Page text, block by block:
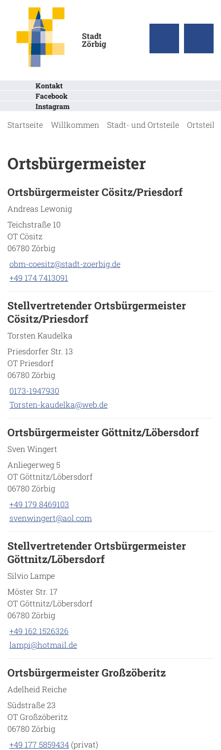
Stadt
Zörbig
Kontakt
Facebook
Instagram
Startseite Willkommen Stadt- und Ortsteile Ortsteile
Ortsbürgermeister
Ortsbürgermeister Cösitz/Priesdorf
Andreas Lewonig
Teichstraße 10
OT Cösitz
06780 Zörbig
obm-coesitz@stadt-zoerbig.de
+49 174 7413091
Stellvertretender Ortsbürgermeister
Cösitz/Priesdorf
Torsten Kaudelka
Priesdorfer Str. 13
OT Priesdorf
06780 Zörbig
0173-1947930
Torsten-kaudelka@web.de
Ortsbürgermeister Göttnitz/Löbersdorf
Sven Wingert
Anliegerweg 5
OT Göttnitz/Löbersdorf
06780 Zörbig
+49 179 8469103
svenwingert@aol.com
Stellvertretender Ortsbürgermeister
Göttnitz/Löbersdorf
Silvio Lampe
Möster Str. 17
OT Göttnitz/Löbersdorf
06780 Zörbig
+49 162 1526326
lampi@hotmail.de
Ortsbürgermeister Großzöberitz
Adelheid Reiche
Südstraße 23
OT Großzöberitz
06780 Zörbig
+49 177 5859434 (privat)